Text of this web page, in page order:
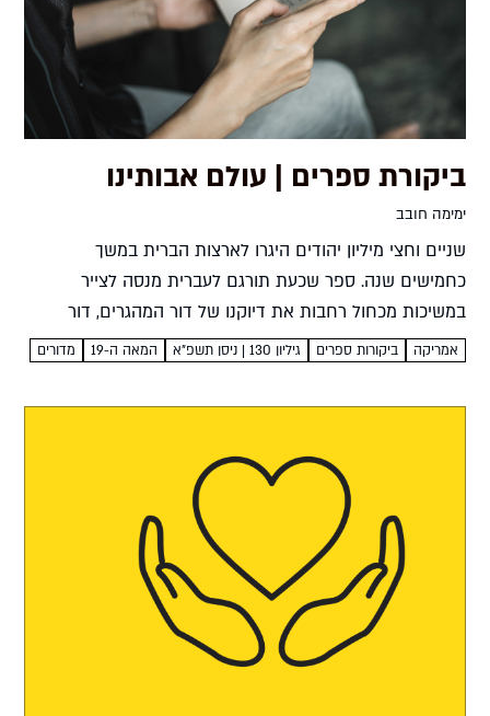
ביקורת ספרים | עולם אבותינו
ימימה חובב
שניים וחצי מיליון יהודים היגרו לארצות הברית במשך
כחמישים שנה. ספר שכעת תורגם לעברית מנסה לצייר
במשיכות מכחול רחבות את דיוקנו של דור המהגרים, דור
ההורים של הדוד מאמריקה ימימה חובב עולם אבותינו
אמריקה ביקורות ספרים גיליון 130 | ניסן תשפ"א המאה ה-19 מדורים